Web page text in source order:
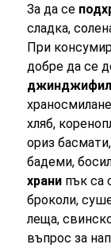
За да се
сладка,
При
добре да се
хляб,
ориз
бадеми,
храни пък са
броколи,
леща,
въпрос за